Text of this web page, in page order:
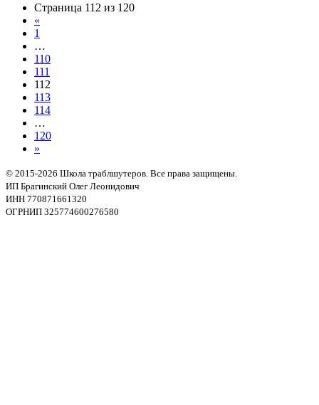
Страница 112 из 120
«
1
…
110
111
112
113
114
…
120
»
© 2015-2026 Школа траблшутеров. Все права защищены.
ИП Брагинский Олег Леонидович
ИНН 770871661320
ОГРНИП 325774600276580